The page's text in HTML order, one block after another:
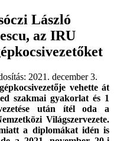
László
az IRU
2021. december 3.
vehette át
szakmai gyakorlat és 1
után ítél oda a
Világszervezete.
a diplomákat idén is